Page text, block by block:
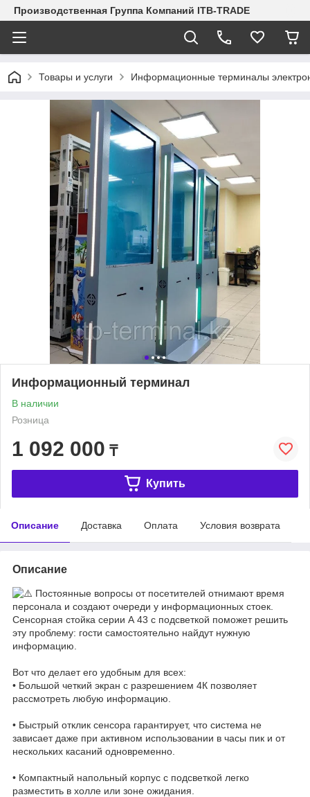
Производственная Группа Компаний ITB-TRADE
Товары и услуги Информационные терминалы
Информационный терминал
В наличии
Розница
1 092 000 ₸
Купить
Описание Доставка Оплата Условия возврата
Описание
Постоянные вопросы от посетителей отнимают время
персонала и создают очереди у информационных стоек.
Сенсорная стойка серии А 43 с подсветкой поможет решить
эту проблему: гости самостоятельно найдут нужную
информацию.
Вот что делает его удобным для всех:
• Большой четкий экран с разрешением 4К позволяет
рассмотреть любую информацию.
• Быстрый отклик сенсора гарантирует, что система не
зависает даже при активном использовании в часы пик и от
нескольких касаний одновременно.
• Компактный напольный корпус с подсветкой легко
разместить в холле или зоне ожидания.